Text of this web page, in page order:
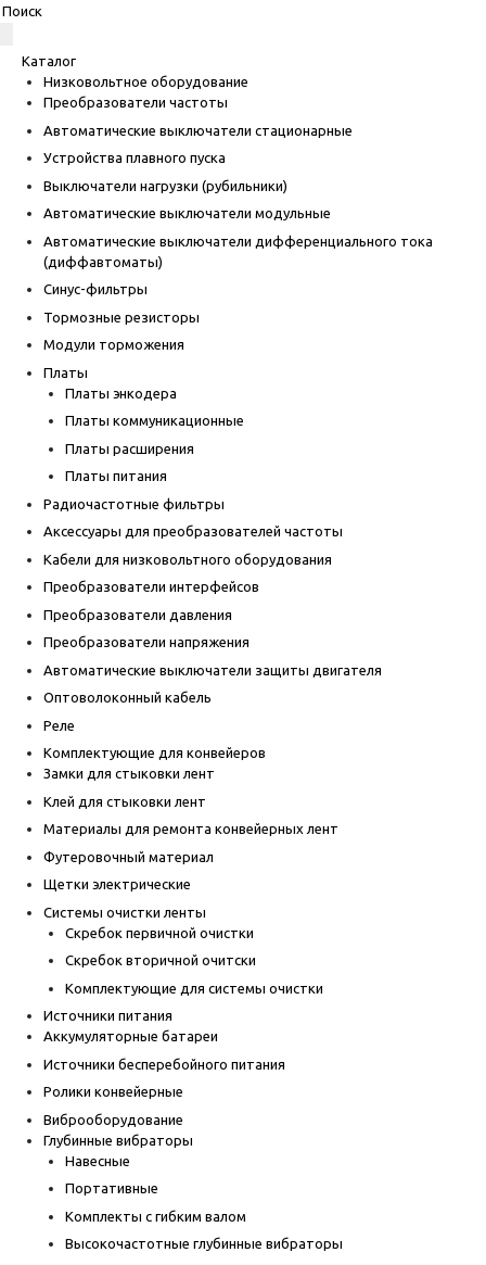
Каталог
Низковольтное оборудование
Преобразователи частоты
Автоматические выключатели стационарные
Устройства плавного пуска
Выключатели нагрузки (рубильники)
Автоматические выключатели модульные
Автоматические выключатели дифференциального тока
(диффавтоматы)
Синус-фильтры
Тормозные резисторы
Модули торможения
Платы
Платы энкодера
Платы коммуникационные
Платы расширения
Платы питания
Радиочастотные фильтры
Аксессуары для преобразователей частоты
Кабели для низковольтного оборудования
Преобразователи интерфейсов
Преобразователи давления
Преобразователи напряжения
Автоматические выключатели защиты двигателя
Оптоволоконный кабель
Реле
Комплектующие для конвейеров
Замки для стыковки лент
Клей для стыковки лент
Материалы для ремонта конвейерных лент
Футеровочный материал
Щетки электрические
Системы очистки ленты
Скребок первичной очистки
Скребок вторичной очитски
Комплектующие для системы очистки
Источники питания
Аккумуляторные батареи
Источники бесперебойного питания
Ролики конвейерные
Виброоборудование
Глубинные вибраторы
Навесные
Портативные
Комплекты с гибким валом
Высокочастотные глубинные вибраторы